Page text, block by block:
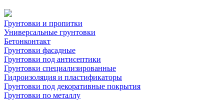
Грунтовки и пропитки
Универсальные грунтовки
Бетонконтакт
Грунтовки фасадные
Грунтовки под антисептики
Грунтовки специализированные
Гидроизоляция и пластификаторы
Грунтовки под декоративные покрытия
Грунтовки по металлу